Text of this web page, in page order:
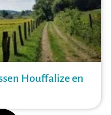
Houffalize en